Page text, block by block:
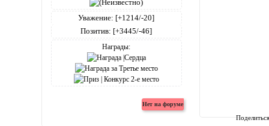
Уважение: [+1214/-20]
Позитив: [+3445/-46]
Награды: